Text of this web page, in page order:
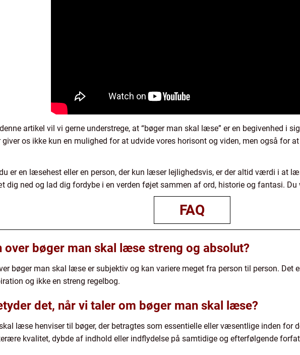
artikel vil vi gerne understrege, at “bøger man skal læse” er en begivenhed i
os ikke kun en mulighed for at udvide vores horisont og viden, men også for
er en læsehest eller en person, der kun læser lejlighedsvis, er der altid værdi i at
dig ned og lad dig fordybe i en verden føjet sammen af ord, historie og fantasi. Du
FAQ
over bøger man skal læse streng og absolut?
bøger man skal læse er subjektiv og kan variere meget fra person til person. Det
og ikke en streng regelbog.
det, når vi taler om bøger man skal læse?
læse henviser til bøger, der betragtes som essentielle eller væsentlige inden for
kvalitet, dybde af indhold eller indflydelse på samtidige og efterfølgende